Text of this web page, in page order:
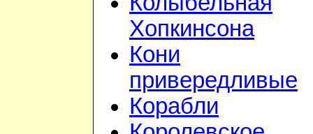
Хопкинсона
Кони
привередливые
Корабли